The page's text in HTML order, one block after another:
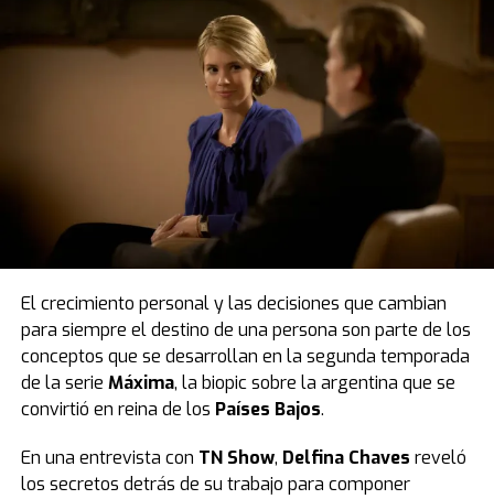
El crecimiento personal y las decisiones que cambian
para siempre el destino de una persona son parte de los
conceptos que se desarrollan en la segunda temporada
de la serie Máxima, la biopic sobre la argentina que se
convirtió en reina de los Países Bajos.
En una entrevista con TN Show, Delfina Chaves reveló
los secretos detrás de su trabajo para componer